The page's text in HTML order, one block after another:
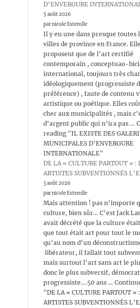
D’ENVERGURE
5 août 2026
par nicole Esterolle
Il y en une dans presque toutes
villes de province en France.
proposent que de l’art certifié
contemporain , conceptuao-
international, toujours très
idéologiquement (progressiste
préférence) , faute de contenu
artistique ou poétique. Elles
cher aux municipalités , mais
d’argent public qui n’ira pas …
reading "IL EXISTE DES
MUNICIPALES D’ENVERGURE
INTERNATIONALE"
DE LA « CULTURE PARTOUT » :
ARTISTES SUBVENTIONNÉS
3 août 2026
par nicole Esterolle
Mais attention ! pas n’importe
culture, bien sûr… C’est Jack
avait décrété que la culture
que tout était art pour tout le
qu’au nom d’un
libérateur, il fallait tout
mais surtout l’art sans art le
donc le plus subversif,
progressiste….50 ans …
"DE LA « CULTURE PARTOUT »
ARTISTES SUBVENTIONNÉS